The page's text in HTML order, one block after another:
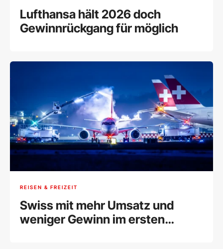
Lufthansa hält 2026 doch
Gewinnrückgang für möglich
REISEN & FREIZEIT
Swiss mit mehr Umsatz und
weniger Gewinn im ersten